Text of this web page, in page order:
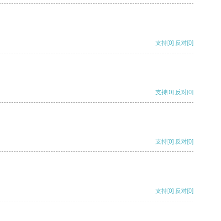
支持[0] 反对[0]
支持[0] 反对[0]
支持[0] 反对[0]
支持[0] 反对[0]